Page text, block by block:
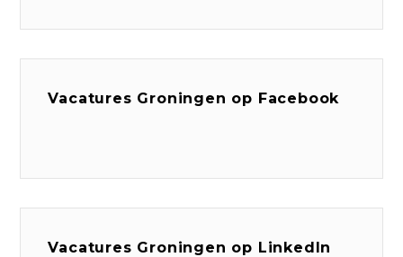
Vacatures Groningen op Facebook
Vacatures Groningen op LinkedIn